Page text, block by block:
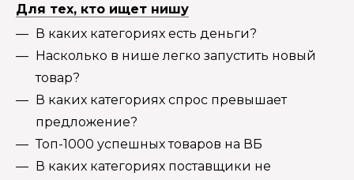
Для тех, кто ищет нишу
В каких категориях есть деньги?
Насколько в нише легко запустить новый
товар?
В каких категориях спрос превышает
предложение?
Топ-1000 успешных товаров на ВБ
В каких категориях поставщики не